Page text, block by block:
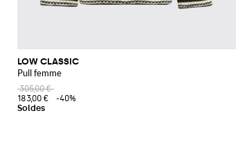
LOW CLASSIC
Pull femme
305,00 €
183,00 €
-40%